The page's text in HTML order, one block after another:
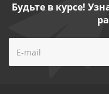
Будьте в курсе!